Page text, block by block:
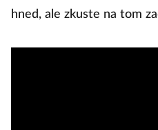
hned, ale zkuste na tom